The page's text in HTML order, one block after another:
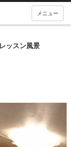
メニュー
ッスン風景